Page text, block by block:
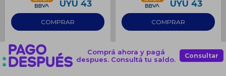
UYU 43 UYU 43
Comprá ahora y pagá
despues. Consultá tu saldo.
Consultar